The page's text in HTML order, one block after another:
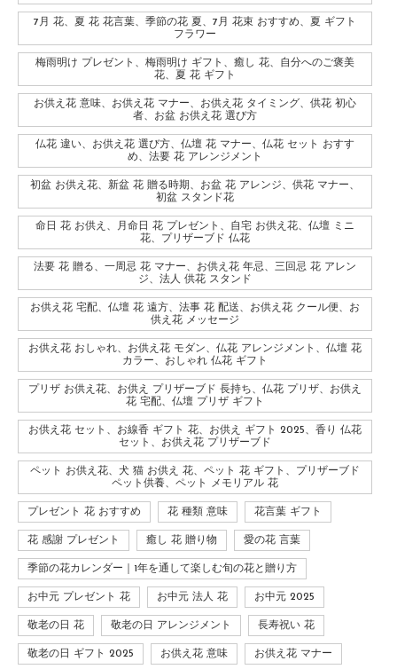
7月 花、夏 花 花言葉、季節の花 夏、7月 花束 おすすめ、夏 ギフト
フラワー
梅雨明け プレゼント、梅雨明け ギフト、癒し 花、自分へのご褒美
花、夏 花 ギフト
お供え花 意味、お供え花 マナー、お供え花 タイミング、供花 初心
者、お盆 お供え花 選び方
仏花 違い、お供え花 選び方、仏壇 花 マナー、仏花 セット おすす
め、法要 花 アレンジメント
初盆 お供え花、新盆 花 贈る時期、お盆 花 アレンジ、供花 マナー、
初盆 スタンド花
命日 花 お供え、月命日 花 プレゼント、自宅 お供え花、仏壇 ミニ
花、プリザーブド 仏花
法要 花 贈る、一周忌 花 マナー、お供え花 年忌、三回忌 花 アレン
ジ、法人 供花 スタンド
お供え花 宅配、仏壇 花 遠方、法事 花 配送、お供え花 クール便、お
供え花 メッセージ
お供え花 おしゃれ、お供え花 モダン、仏花 アレンジメント、仏壇 花
カラー、おしゃれ 仏花 ギフト
プリザ お供え花、お供え プリザーブド 長持ち、仏花 プリザ、お供え
花 宅配、仏壇 プリザ ギフト
お供え花 セット、お線香 ギフト 花、お供え ギフト 2025、香り 仏花
セット、お供え花 プリザーブド
ペット お供え花、犬 猫 お供え 花、ペット 花 ギフト、プリザーブド
ペット供養、ペット メモリアル 花
プレゼント 花 おすすめ 花 種類 意味 花言葉 ギフト
花 感謝 プレゼント 癒し 花 贈り物 愛の花 言葉
季節の花カレンダー｜1年を通して楽しむ旬の花と贈り方
お中元 プレゼント 花 お中元 法人 花 お中元 2025
敬老の日 花 敬老の日 アレンジメント 長寿祝い 花
敬老の日 ギフト 2025 お供え花 意味 お供え花 マナー